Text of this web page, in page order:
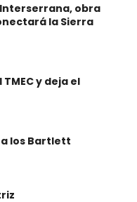
obra
la Sierra
y deja el
los Bartlett